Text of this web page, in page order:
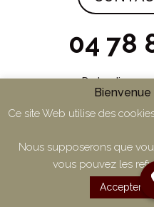
04 78
Du lundi au
Bienvenue
Ce site Web utilise des
Nous supposerons que
vous pouvez les
Accepter